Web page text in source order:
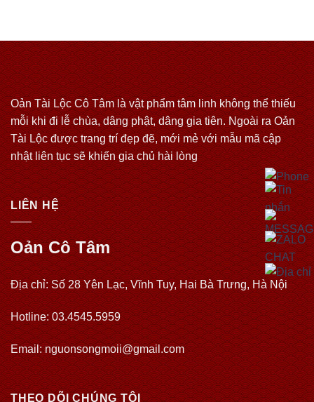
Oản Tài Lộc Cô Tâm là vật phẩm tâm linh không thể thiếu
mỗi khi đi lễ chùa, dâng phật, dâng gia tiên. Ngoài ra Oản
Tài Lộc được trang trí đẹp đẽ, mới mẻ với mẫu mã cập
nhật liên tục sẽ khiến gia chủ hài lòng
LIÊN HỆ
Oản Cô Tâm
Địa chỉ: Số 28 Yên Lạc, Vĩnh Tuy, Hai Bà Trưng, Hà Nội
Hotline: 03.4545.5959
Email: nguonsongmoii@gmail.com
THEO DÕI CHÚNG TÔI